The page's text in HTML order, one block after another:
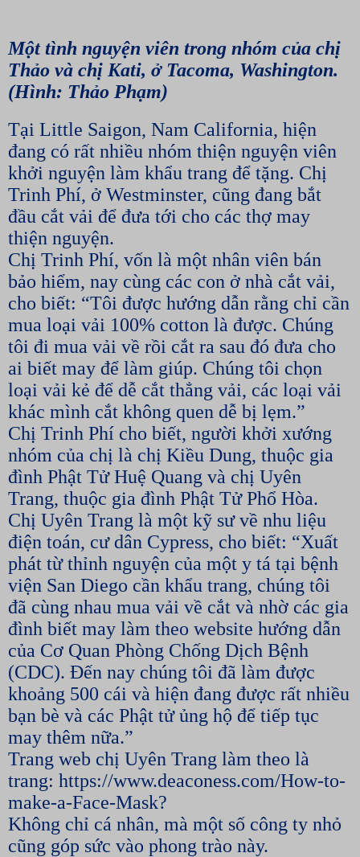
Một tình nguyện viên trong nhóm của chị
Thảo và chị Kati, ở Tacoma, Washington.
(Hình: Thảo Phạm)
Tại Little Saigon, Nam California, hiện
đang có rất nhiều nhóm thiện nguyện viên
khởi nguyện làm khẩu trang để tặng. Chị
Trinh Phí, ở Westminster, cũng đang bắt
đầu cắt vải để đưa tới cho các thợ may
thiện nguyện.
Chị Trinh Phí, vốn là một nhân viên bán
bảo hiểm, nay cùng các con ở nhà cắt vải,
cho biết: “Tôi được hướng dẫn rằng chỉ cần
mua loại vải 100% cotton là được. Chúng
tôi đi mua vải về rồi cắt ra sau đó đưa cho
ai biết may để làm giúp. Chúng tôi chọn
loại vải kẻ để dễ cắt thẳng vải, các loại vải
khác mình cắt không quen dễ bị lẹm.”
Chị Trinh Phí cho biết, người khởi xướng
nhóm của chị là chị Kiều Dung, thuộc gia
đình Phật Tử Huệ Quang và chị Uyên
Trang, thuộc gia đình Phật Tử Phổ Hòa.
Chị Uyên Trang là một kỹ sư về nhu liệu
điện toán, cư dân Cypress, cho biết: “Xuất
phát từ thỉnh nguyện của một y tá tại bệnh
viện San Diego cần khẩu trang, chúng tôi
đã cùng nhau mua vải về cắt và nhờ các gia
đình biết may làm theo website hướng dẫn
của Cơ Quan Phòng Chống Dịch Bệnh
(CDC). Đến nay chúng tôi đã làm được
khoảng 500 cái và hiện đang được rất nhiều
bạn bè và các Phật tử ủng hộ để tiếp tục
may thêm nữa.”
Trang web chị Uyên Trang làm theo là
trang: https://www.deaconess.com/How-to-
make-a-Face-Mask?
Không chỉ cá nhân, mà một số công ty nhỏ
cũng góp sức vào phong trào này.